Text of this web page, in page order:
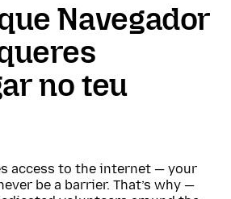
Navegador
no teu
access to the internet — your
be a barrier. That’s why —